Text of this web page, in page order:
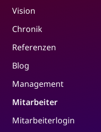
Vision
Chronik
Referenzen
Blog
Management
Mitarbeiter
Mitarbeiterlogin